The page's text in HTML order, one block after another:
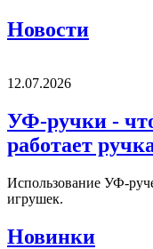
Новости
12.07.2026
УФ-ручки -
работает
Использование УФ-
игрушек.
Новинки